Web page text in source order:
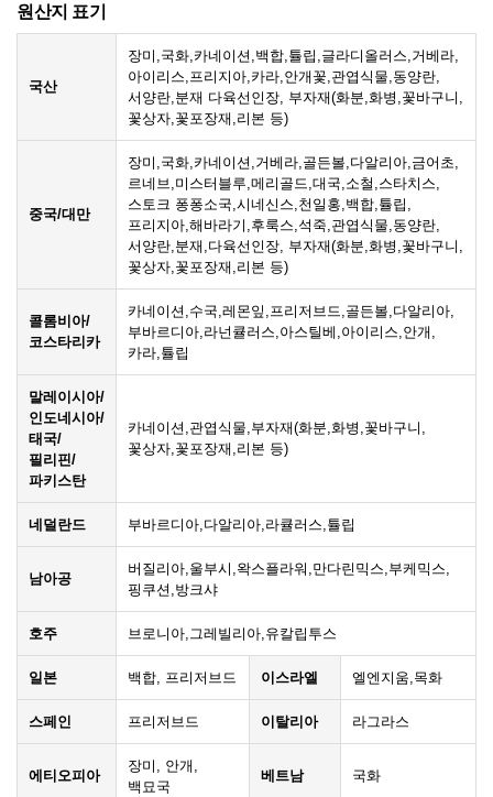
원산지 표기
국산
장미,국화,카네이션,백합,튤립,글라디올러스,거베라,
아이리스,프리지아,카라,안개꽃,관엽식물,동양란,
서양란,분재 다육선인장, 부자재(화분,화병,꽃바구니,
꽃상자,꽃포장재,리본 등)
중국/대만
장미,국화,카네이션,거베라,골든볼,다알리아,금어초,
르네브,미스터블루,메리골드,대국,소철,스타치스,
스토크 퐁퐁소국,시네신스,천일홍,백합,튤립,
프리지아,해바라기,후룩스,석죽,관엽식물,동양란,
서양란,분재,다육선인장, 부자재(화분,화병,꽃바구니,
꽃상자,꽃포장재,리본 등)
콜롬비아/
코스타리카
카네이션,수국,레몬잎,프리저브드,골든볼,다알리아,
부바르디아,라넌큘러스,아스틸베,아이리스,안개,
카라,튤립
말레이시아/
인도네시아/
태국/
필리핀/
파키스탄
카네이션,관엽식물,부자재(화분,화병,꽃바구니,
꽃상자,꽃포장재,리본 등)
네덜란드 부바르디아,다알리아,라큘러스,튤립
남아공
버질리아,울부시,왁스플라워,만다린믹스,부케믹스,
핑쿠션,방크샤
호주 브로니아,그레빌리아,유칼립투스
일본 백합, 프리저브드 이스라엘 엘엔지움,목화
스페인 프리저브드 이탈리아 라그라스
에티오피아
장미, 안개,
백묘국
베트남 국화